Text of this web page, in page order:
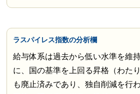
ラスパイレス指数の分析欄
給与体系は過去から低い水準を維
に、国の基準を上回る昇格（わた
も廃止済みであり、独自削減を行